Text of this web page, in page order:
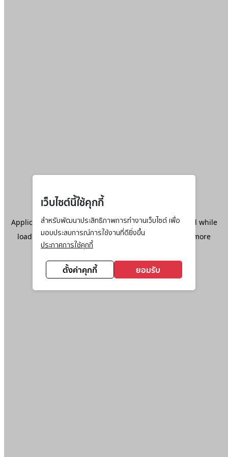
เว็บไซต์นี้ใช้คุกกี้
สำหรับพัฒนาประสิทธิภาพการทำงานเว็บไซต์ เพื่อ
มอบประสบการณ์การใช้งานที่ดียิ่งขึ้น
ประกาศการใช้คุกกี้
ตั้งค่าคุกกี้ ยอมรับ
Application error: aclient-side exception has occurred while
loadingwww.ktc.co.th(see the browser console
for more
information).